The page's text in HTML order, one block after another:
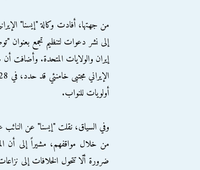
من جهتها، أفادت وكالة "إيسنا"
إلى نشر دعوات لتنظيم تجمع بعنوان
إيران والولايات المتحدة.
أولويات للنواب.
وفي السياق، نقلت "إيسنا" عن النائب
من خلال مواقفهم، مشيراً إلى أن
ضرورة ألّا تتحول الخلافات إلى